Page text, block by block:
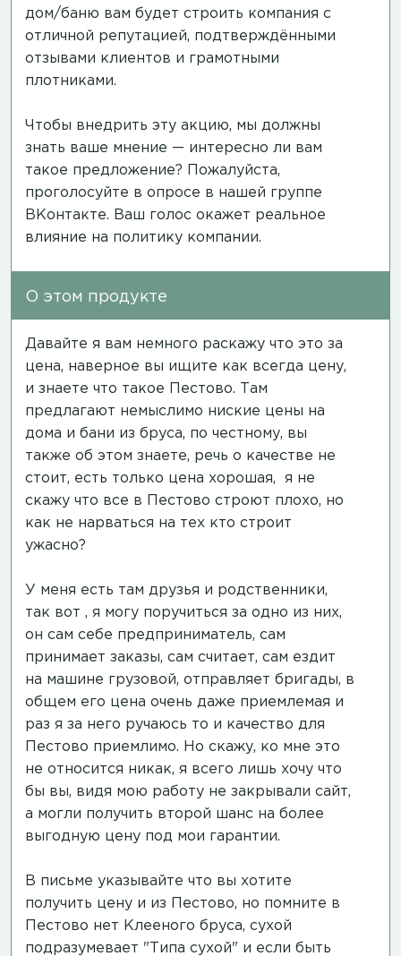
дом/баню вам будет строить компания с
отличной репутацией, подтверждёнными
отзывами клиентов и грамотными
плотниками.
Чтобы внедрить эту акцию, мы должны
знать ваше мнение — интересно ли вам
такое предложение? Пожалуйста,
проголосуйте в опросе в нашей группе
ВКонтакте. Ваш голос окажет реальное
влияние на политику компании.
О этом продукте
Давайте я вам немного раскажу что это за
цена, наверное вы ищите как всегда цену,
и знаете что такое Пестово. Там
предлагают немыслимо ниские цены на
дома и бани из бруса, по честному, вы
также об этом знаете, речь о качестве не
стоит, есть только цена хорошая, я не
скажу что все в Пестово строют плохо, но
как не нарваться на тех кто строит
ужасно?
У меня есть там друзья и родственники,
так вот , я могу поручиться за одно из них,
он сам себе предприниматель, сам
принимает заказы, сам считает, сам ездит
на машине грузовой, отправляет бригады, в
общем его цена очень даже приемлемая и
раз я за него ручаюсь то и качество для
Пестово приемлимо. Но скажу, ко мне это
не относится никак, я всего лишь хочу что
бы вы, видя мою работу не закрывали сайт,
а могли получить второй шанс на более
выгодную цену под мои гарантии.
В письме указывайте что вы хотите
получить цену и из Пестово, но помните в
Пестово нет Клееного бруса, сухой
подразумевает "Типа сухой" и если быть